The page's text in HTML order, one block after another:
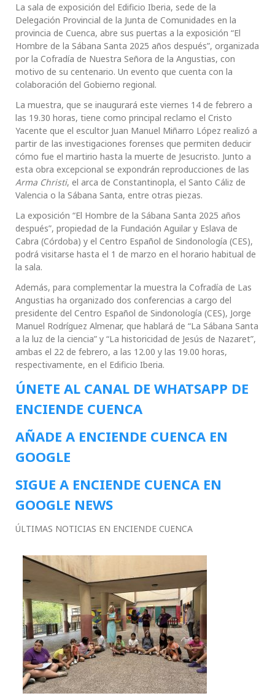
La sala de exposición del Edificio Iberia, sede de la
Delegación Provincial de la Junta de Comunidades en la
provincia de Cuenca, abre sus puertas a la exposición “El
Hombre de la Sábana Santa 2025 años después”, organizada
por la Cofradía de Nuestra Señora de la Angustias, con
motivo de su centenario. Un evento que cuenta con la
colaboración del Gobierno regional.
La muestra, que se inaugurará este viernes 14 de febrero a
las 19.30 horas, tiene como principal reclamo el Cristo
Yacente que el escultor Juan Manuel Miñarro López realizó a
partir de las investigaciones forenses que permiten deducir
cómo fue el martirio hasta la muerte de Jesucristo. Junto a
esta obra excepcional se expondrán reproducciones de las
Arma Christi, el arca de Constantinopla, el Santo Cáliz de
Valencia o la Sábana Santa, entre otras piezas.
La exposición “El Hombre de la Sábana Santa 2025 años
después”, propiedad de la Fundación Aguilar y Eslava de
Cabra (Córdoba) y el Centro Español de Sindonología (CES),
podrá visitarse hasta el 1 de marzo en el horario habitual de
la sala.
Además, para complementar la muestra la Cofradía de Las
Angustias ha organizado dos conferencias a cargo del
presidente del Centro Español de Sindonología (CES), Jorge
Manuel Rodríguez Almenar, que hablará de “La Sábana Santa
a la luz de la ciencia” y “La historicidad de Jesús de Nazaret”,
ambas el 22 de febrero, a las 12.00 y las 19.00 horas,
respectivamente, en el Edificio Iberia.
ÚNETE AL CANAL DE WHATSAPP DE
ENCIENDE CUENCA
AÑADE A ENCIENDE CUENCA EN
GOOGLE
SIGUE A ENCIENDE CUENCA EN
GOOGLE NEWS
ÚLTIMAS NOTICIAS EN ENCIENDE CUENCA